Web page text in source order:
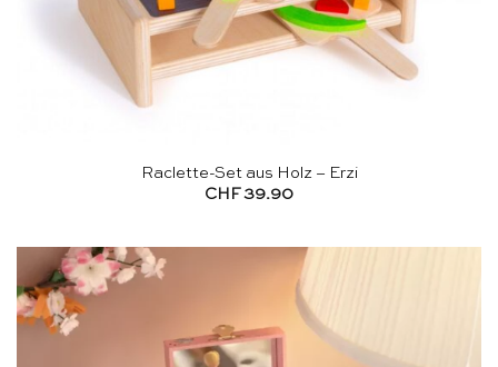
Raclette-Set aus Holz – Erzi
CHF 39.90